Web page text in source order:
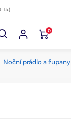
14)
0
Noční prádlo a župany